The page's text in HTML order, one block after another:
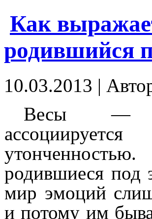
Как
родившийся
10.03.2013 |
Весы —
родившиеся под
мир эмоций
и потому им